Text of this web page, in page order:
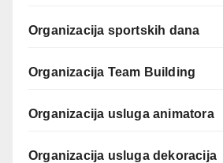
Organizacija sportskih dana
Organizacija Team Building
Organizacija usluga animatora
Organizacija usluga dekoracija